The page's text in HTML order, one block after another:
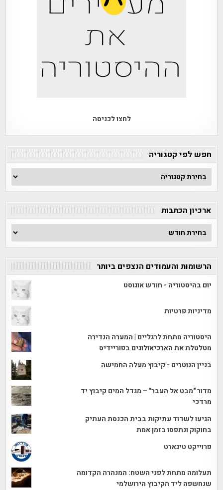
לחצו לכניסה
חפש לפי קטגוריה
חפש
לפי
ארכיון הכתבות
ארכיון
הכתבות
הרשומות והעמודים הנצפים ביותר
יום בהיסטוריה - חודש אוגוסט
מדיניות פרטיות
היסטוריה מתחת לרגליים | המערה הנדירה
מטלטלת את הארכיאולוגים בפוריידיס
בניין הנוטרים - קיבוץ מעלה החמישה
מדור "מבט אל העבר" – מגדל המים קיבוץ יד
מרדכי
הגיעו לשדוד עתיקות בבית הכנסת העתיק
בחוקוק ונתפסו בזמן אמת
פרוייקט טיגארט
תעלומה מתחת לפני השטח: המנהרה הקדומה
שנחשפה ליד הקיבוץ הירושלמי